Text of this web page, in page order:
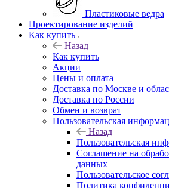
Пластиковые ведра
Проектирование изделий
Как купить
Назад
Как купить
Акции
Цены и оплата
Доставка по Москве и
Доставка по России
Обмен и возврат
Пользовательская
Назад
Пользовательская
Соглашение на
данных
Пользовательское
Политика